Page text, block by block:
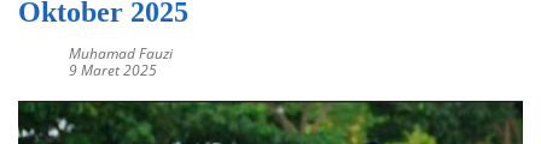
Oktober 2025
Muhamad Fauzi
9 Maret 2025